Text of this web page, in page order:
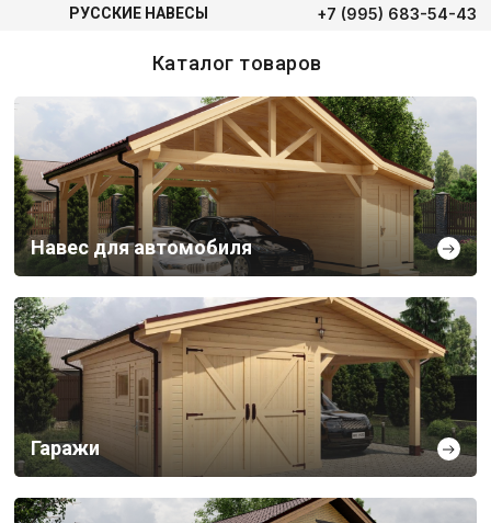
РУССКИЕ НАВЕСЫ +7 (995) 683-54-43
Каталог товаров
Навес для автомобиля
Гаражи